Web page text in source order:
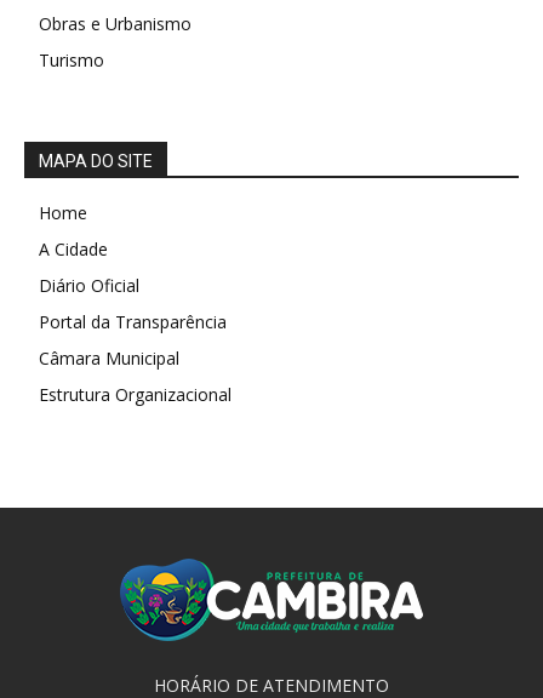
Obras e Urbanismo
Turismo
MAPA DO SITE
Home
A Cidade
Diário Oficial
Portal da Transparência
Câmara Municipal
Estrutura Organizacional
HORÁRIO DE ATENDIMENTO